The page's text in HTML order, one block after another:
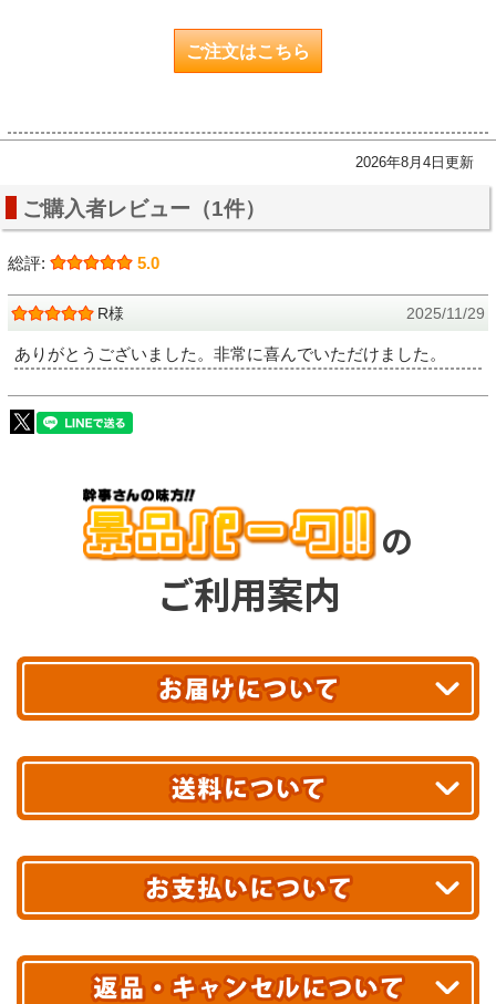
ご注文はこちら
2026年8月4日更新
ご購入者レビュー（1件）
総評: 5.0
R様 2025/11/29
ありがとうございました。非常に喜んでいただけました。
の
ご利用案内
最短翌日お届け!
あす着エリアが対象です。
エリアやお届け日の確認はこちら▶
※ 配送業者による配送遅延が生じる可能性がございます。
※ 沖縄・離島はお届けできません。
送料無料!
10,000円未満 全国一律1,100円(税込)
配送業者
クレジットカード